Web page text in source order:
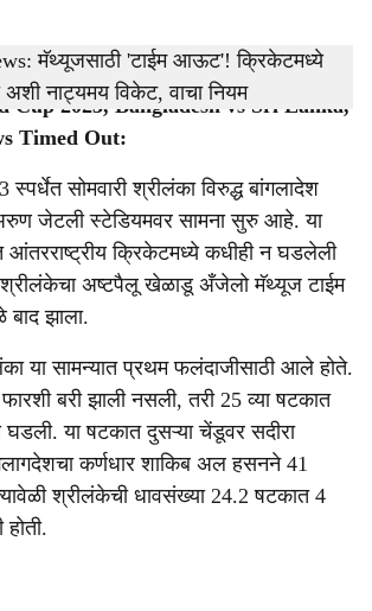
2023, Bangladesh vs Sri Lanka,
Timed Out:
सोमवारी श्रीलंका विरुद्ध बांगलादेश
जेटली स्टेडियमवर सामना सुरु आहे. या
आंतरराष्ट्रीय क्रिकेटमध्ये कधीही न घडलेली
अष्टपैलू खेळाडू अँजेलो मॅथ्यूज टाईम
झाला.
या सामन्यात प्रथम फलंदाजीसाठी आले होते.
बरी झाली नसली, तरी 25 व्या षटकात
या षटकात दुसऱ्या चेंडूवर सदीरा
कर्णधार शाकिब अल हसनने 41
श्रीलंकेची धावसंख्या 24.2 षटकात 4